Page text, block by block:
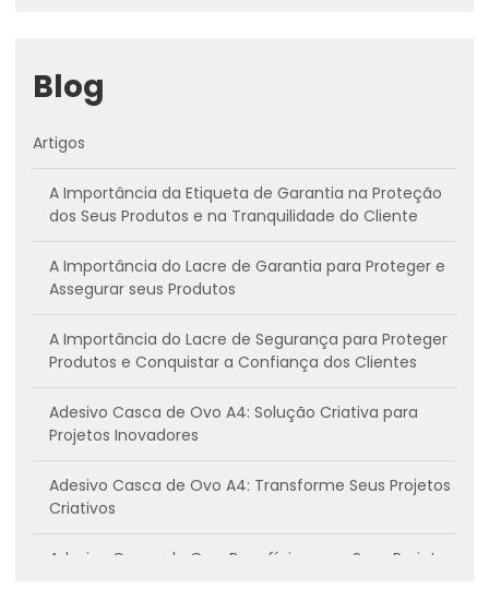
Blog
Artigos
A Importância da Etiqueta de Garantia na Proteção
dos Seus Produtos e na Tranquilidade do Cliente
A Importância do Lacre de Garantia para Proteger e
Assegurar seus Produtos
A Importância do Lacre de Segurança para Proteger
Produtos e Conquistar a Confiança dos Clientes
Adesivo Casca de Ovo A4: Solução Criativa para
Projetos Inovadores
Adesivo Casca de Ovo A4: Transforme Seus Projetos
Criativos
Adesivo Casca de Ovo: Benefícios para Seus Projetos